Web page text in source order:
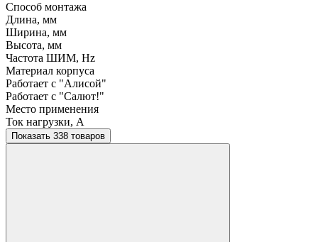
Способ монтажа
Длина, мм
Ширина, мм
Высота, мм
Частота ШИМ, Hz
Материал корпуса
Работает с "Алисой"
Работает с "Салют!"
Место применения
Ток нагрузки, A
Показать 338 товаров